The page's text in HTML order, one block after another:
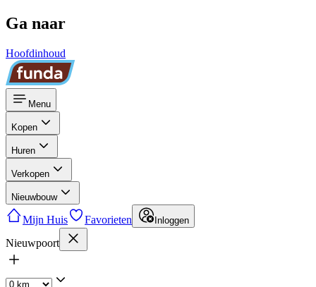
Ga naar
Hoofdinhoud
Menu
Kopen
Huren
Verkopen
Nieuwbouw
Mijn Huis Favorieten Inloggen
Nieuwpoort